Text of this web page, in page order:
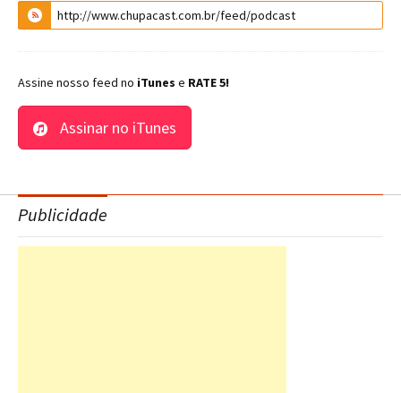
Assine nosso feed no iTunes e RATE 5!
Assinar no iTunes
Publicidade